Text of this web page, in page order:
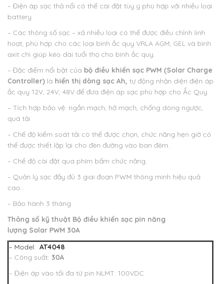
– Điện áp sạc thả nổi có thể cài đặt tùy ý phù hợp với nhiều loại
battery
– Các thông số sạc – xả nhiều loại có thể được điều chỉnh linh
hoạt, phù hợp cho các loại bình ắc quy VRLA AGM, GEL và bình
axit chì giúp kéo dài tuổi thọ cho bình ắc quy.
– Đặc điểm nổi bật của bộ điều khiển sạc PWM (Solar Charge
Controller) là hiển thị dòng sạc Ah, tự động nhận diện điện áp
ắc quy 12V, 24V, 48V để đưa điện áp sạc phù hợp cho Ắc Quy.
– Tích hợp bảo vệ: ngắn mạch, hở mạch, chống dòng ngược,
quá tải
– Chế độ kiểm soát tải có thể được chọn, chức năng hẹn giờ có
thể được thiết lập lại cho đèn đường vào ban đêm.
– Chế độ cài đặt qua phím bấm chức năng.
– Quản lý sạc đầy đủ 3 giai đoạn PWM thông minh hiệu quả
cao.
– Bảo hành 3 tháng
Thông số kỹ thuật Bộ điều khiển sạc pin năng
lượng Solar PWM 30A
– Model: AT4048
– Công suất: 30A
– Điện áp vào tối đa từ pin NLMT: 100VDC